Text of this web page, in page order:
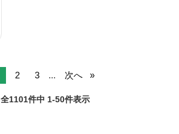
2 3 ... 次へ
全1101件中 1-50件表示